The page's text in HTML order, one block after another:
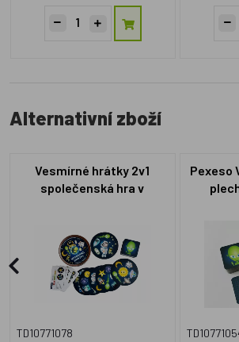
Alternativní zboží
Vesmírné hrátky 2v1
společenská hra v
TD10771078
Pexeso